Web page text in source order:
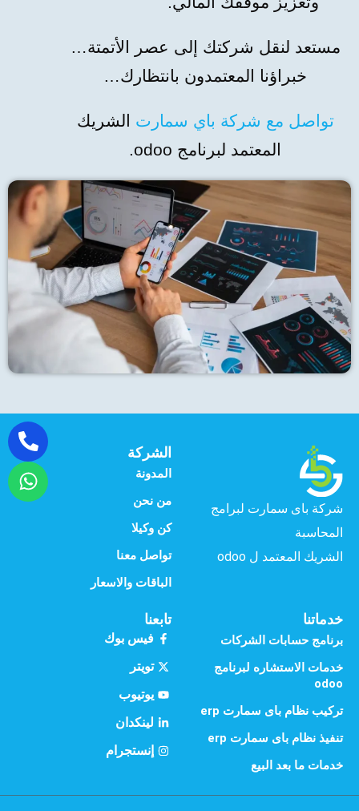
مستعد لنقل شركتك إلى عصر الأتمتة…
خبراؤنا المعتمدون بانتظارك…
تواصل مع شركة باي سمارت الشريك
المعتمد لبرنامج odoo.
شركة باى سمارت لبرامج
المحاسبة
الشريك المعتمد ل odoo
الشركة
المدونة
من نحن
كن وكيلا
تواصل معنا
الباقات والاسعار
خدماتنا
برنامج حسابات الشركات
خدمات الاستشاره لبرنامج
odoo
تركيب نظام باى سمارت erp
تنفيذ نظام باى سمارت erp
خدمات ما بعد البيع
تابعنا
فيس بوك
تويتر
يوتيوب
لينكدان
إنستجرام